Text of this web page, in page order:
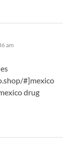
am
#]mexico
drug